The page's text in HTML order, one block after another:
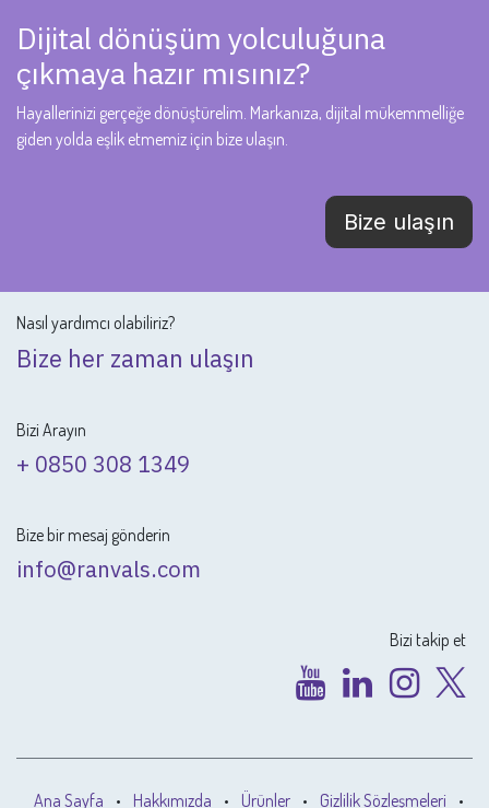
Dijital dönüşüm yolculuğuna
çıkmaya hazır mısınız?
Hayallerinizi gerçeğe dönüştürelim. Markanıza, dijital mükemmelliğe
giden yolda eşlik etmemiz için bize ulaşın.
Bize ulaşın
Nasıl yardımcı olabiliriz?
Bize her zaman ulaşın
Bizi Arayın
+ 0850 308 1349
Bize bir mesaj gönderin
info@ranvals.com
Bizi takip et
Ana Sayfa • Hakkımızda • Ürünler • Gizlilik Sözleşmeleri •